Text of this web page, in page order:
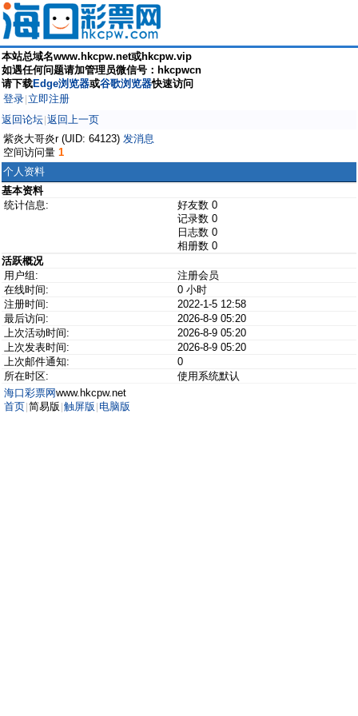
本站总域名www.hkcpw.net或hkcpw.vip
如遇任何问题请加管理员微信号：hkcpwcn
请下载Edge浏览器或谷歌浏览器快速访问
登录 立即注册
返回论坛 返回上一页
紫炎大哥炎r (UID: 64123) 发消息
空间访问量 1
个人资料
基本资料
统计信息:
好友数 0
记录数 0
日志数 0
相册数 0
活跃概况
用户组:
注册会员
在线时间:
0 小时
注册时间:
2022-1-5 12:58
最后访问:
2026-8-9 05:20
上次活动时间:
2026-8-9 05:20
上次发表时间:
2026-8-9 05:20
上次邮件通知:
0
所在时区:
使用系统默认
海口彩票网www.hkcpw.net
首页 简易版 触屏版 电脑版